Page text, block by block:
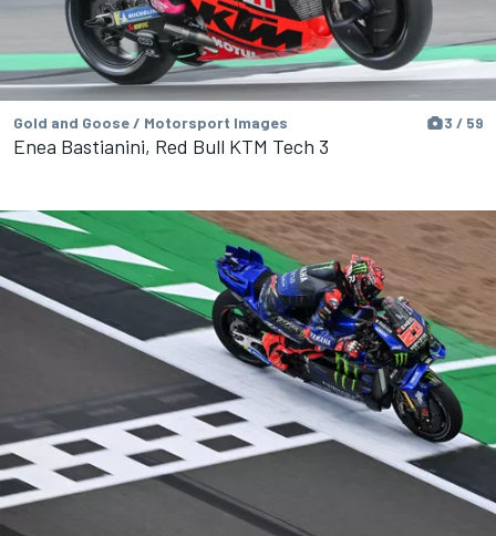
Gold and Goose / Motorsport Images 3 / 59
Enea Bastianini, Red Bull KTM Tech 3